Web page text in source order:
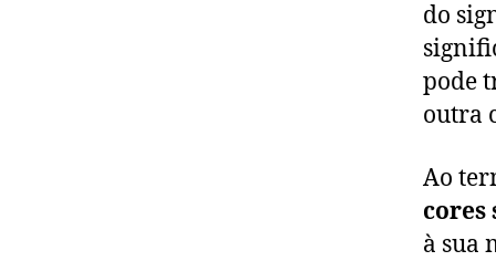
do
pode
outra
Ao
cores
à sua